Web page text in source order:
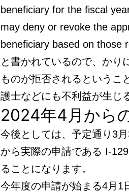
beneficiary for the fiscal
may deny or revoke the
beneficiary based on those
と書かれているので、かり
ものが拒否されるというこ
護士などにも不利益が生じ
2024年4月から
今後としては、予定通り3
から実際の申請である I-
ることになります。
今年度の申請が始まる4月1